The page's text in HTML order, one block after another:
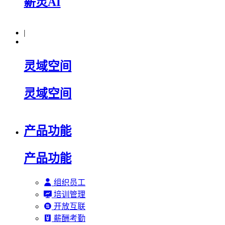
|
灵域空间
灵域空间
产品功能
产品功能
组织员工
培训管理
开放互联
薪酬考勤